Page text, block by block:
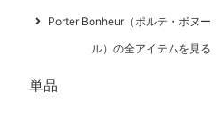
Porter Bonheur（ポルテ・ボヌー
ル）の全アイテムを見る
単品